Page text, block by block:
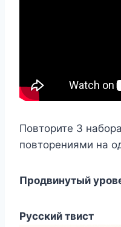
Повторите 3
повторениями на
Продвинутый
Русский твист